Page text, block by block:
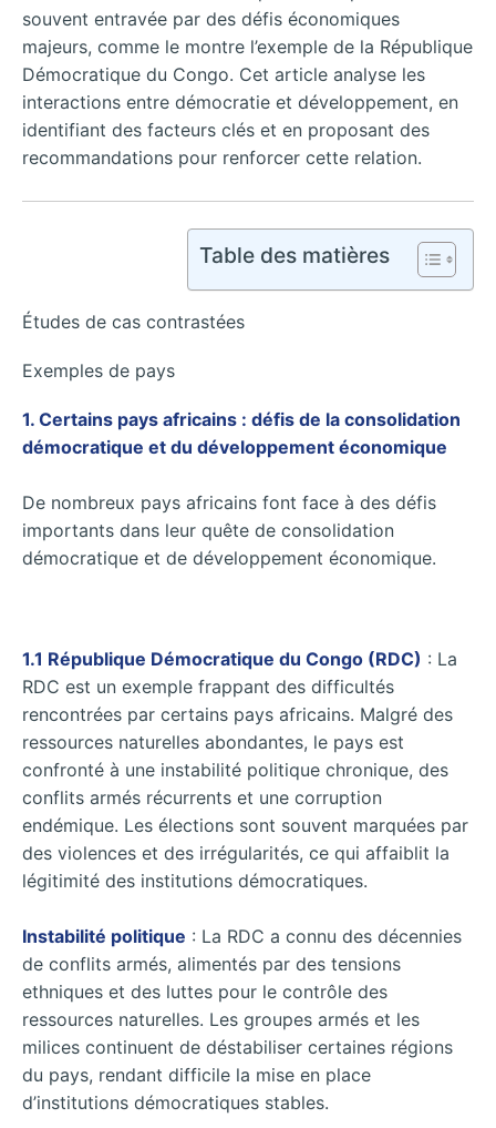
souvent entravée par des défis économiques
majeurs, comme le montre l’exemple de la République
Démocratique du Congo. Cet article analyse les
interactions entre démocratie et développement, en
identifiant des facteurs clés et en proposant des
recommandations pour renforcer cette relation.
Table des matières
Études de cas contrastées
Exemples de pays
1. Certains pays africains : défis de la consolidation
démocratique et du développement économique
De nombreux pays africains font face à des défis
importants dans leur quête de consolidation
démocratique et de développement économique.
1.1 République Démocratique du Congo (RDC) : La
RDC est un exemple frappant des difficultés
rencontrées par certains pays africains. Malgré des
ressources naturelles abondantes, le pays est
confronté à une instabilité politique chronique, des
conflits armés récurrents et une corruption
endémique. Les élections sont souvent marquées par
des violences et des irrégularités, ce qui affaiblit la
légitimité des institutions démocratiques.
Instabilité politique : La RDC a connu des décennies
de conflits armés, alimentés par des tensions
ethniques et des luttes pour le contrôle des
ressources naturelles. Les groupes armés et les
milices continuent de déstabiliser certaines régions
du pays, rendant difficile la mise en place
d’institutions démocratiques stables.